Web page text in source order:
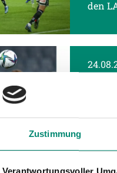
Zustimmung
den
In der